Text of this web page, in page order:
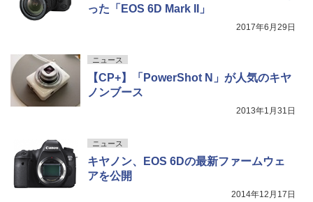
った「EOS 6D Mark II」
2017年6月29日
ニュース
【CP+】「PowerShot N」が人気のキヤ
ノンブース
2013年1月31日
ニュース
キヤノン、EOS 6Dの最新ファームウェ
アを公開
2014年12月17日